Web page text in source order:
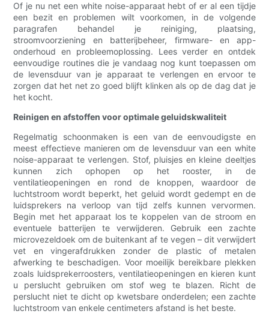
Of je nu net een white noise-apparaat hebt of er al een tijdje
een bezit en problemen wilt voorkomen, in de volgende
paragrafen behandel je reiniging, plaatsing,
stroomvoorziening en batterijbeheer, firmware- en app-
onderhoud en probleemoplossing. Lees verder en ontdek
eenvoudige routines die je vandaag nog kunt toepassen om
de levensduur van je apparaat te verlengen en ervoor te
zorgen dat het net zo goed blijft klinken als op de dag dat je
het kocht.
Reinigen en afstoffen voor optimale geluidskwaliteit
Regelmatig schoonmaken is een van de eenvoudigste en
meest effectieve manieren om de levensduur van een white
noise-apparaat te verlengen. Stof, pluisjes en kleine deeltjes
kunnen zich ophopen op het rooster, in de
ventilatieopeningen en rond de knoppen, waardoor de
luchtstroom wordt beperkt, het geluid wordt gedempt en de
luidsprekers na verloop van tijd zelfs kunnen vervormen.
Begin met het apparaat los te koppelen van de stroom en
eventuele batterijen te verwijderen. Gebruik een zachte
microvezeldoek om de buitenkant af te vegen – dit verwijdert
vet en vingerafdrukken zonder de plastic of metalen
afwerking te beschadigen. Voor moeilijk bereikbare plekken
zoals luidsprekerroosters, ventilatieopeningen en kieren kunt
u perslucht gebruiken om stof weg te blazen. Richt de
perslucht niet te dicht op kwetsbare onderdelen; een zachte
luchtstroom van enkele centimeters afstand is het beste.